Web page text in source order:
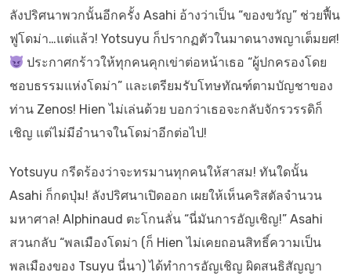
ลังปริศนาพวกนั้นอีกครั้ง Asahi อ้างว่าเป็น “ของขวัญ” ช่วยฟื้น
ฟูโดม่า…แต่แล้ว! Yotsuyu ก็ปรากฏตัวในมาดนางพญาเต็มยศ!
ประกาศกร้าวให้ทุกคนคุกเข่าต่อหน้าเธอ “ผู้ปกครองโดย
ชอบธรรมแห่งโดม่า” และเตรียมรับโทษทัณฑ์ตามบัญชาของ
ท่าน Zenos! Hien ไม่เล่นด้วย บอกว่าเธอจะกลับจักรวรรดิก็
เชิญ แต่ไม่มีอำนาจในโดม่าอีกต่อไป!
Yotsuyu กรีดร้องว่าจะทรมานทุกคนให้สาสม! ทันใดนั้น
Asahi ก็กดปุ่ม! ลังปริศนาเปิดออก เผยให้เห็นคริสตัลจำนวน
มหาศาล! Alphinaud ตะโกนลั่น “นี่มันการอัญเชิญ!” Asahi
สวนกลับ “พลเมืองโดม่า (ก็ Hien ไม่เคยถอนสิทธิ์ความเป็น
พลเมืองของ Tsuyu นี่นา) ได้ทำการอัญเชิญ ผิดสนธิสัญญา